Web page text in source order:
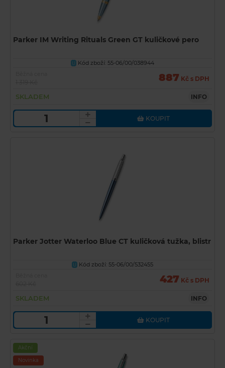
Parker IM Writing Rituals Green GT kuličkové pero
U
Kód zboží: 55-06/00/038944
887 Kč s DPH
SKLADEM INFO
KOUPIT
Parker Jotter Waterloo Blue CT kuličková tužka, blistr
U
Kód zboží: 55-06/00/532455
427 Kč s DPH
SKLADEM INFO
KOUPIT
Akční
Novinka